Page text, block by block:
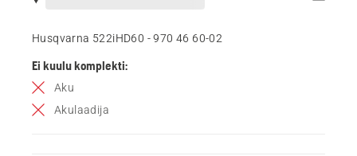
Husqvarna 522iHD60 - 970 46 60‑02
Ei kuulu komplekti:
Aku
Akulaadija